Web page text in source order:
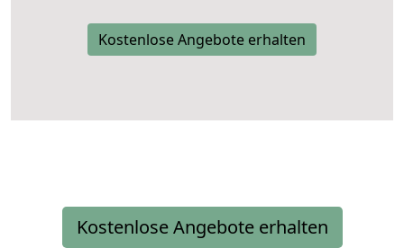
Kostenlose Angebote erhalten
Kostenlose Angebote erhalten